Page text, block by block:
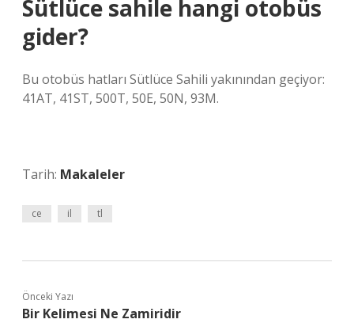
Sütlüce sahile hangi otobüs
gider?
Bu otobüs hatları Sütlüce Sahili yakınından geçiyor:
41AT, 41ST, 500T, 50E, 50N, 93M.
Tarih: Makaleler
ce il tl
Önceki Yazı
Bir Kelimesi Ne Zamiridir